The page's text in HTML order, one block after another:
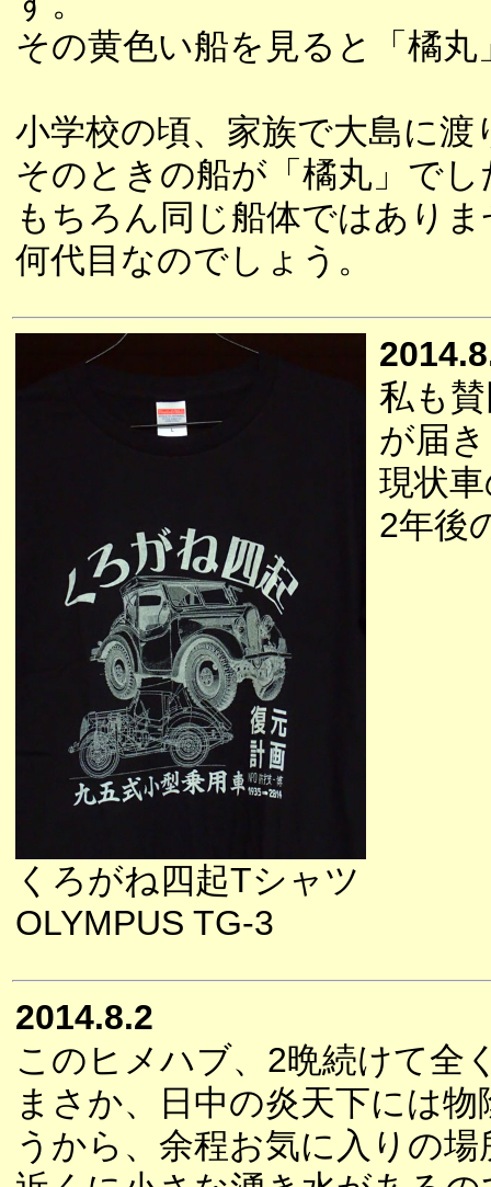
その黄色い船を見ると「橘
小学校の頃、家族で大島に
そのときの船が「橘丸」でし
もちろん同じ船体ではあり
何代目なのでしょう。
くろがね四起Tシャツ
OLYMPUS TG-3
私も
が届
現状
2年後
2014.8.2
このヒメハブ、2晩続けて全
まさか、日中の炎天下には
うから、余程お気に入りの